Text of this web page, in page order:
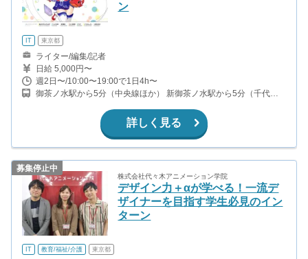
ン
IT 東京都
ライター/編集/記者
日給 5,000円〜
週2日〜/10:00〜19:00で1日4h〜
御茶ノ水駅から5分（中央線ほか） 新御茶ノ水駅から5分（千代田
内線） 小川町駅から5分（都営新宿線） 竹橋駅から10分（東西線）
詳しく見る
募集停止中
株式会社代々木アニメーション学院
デザイン力＋αが学べる！一流デ
ザイナーを目指す学生必見のイン
ターン
IT 教育/福祉/介護 東京都